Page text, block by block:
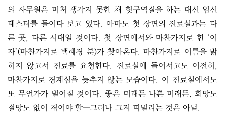
의 사무원은 미처 생각지 못한 채 헛구역질을 하는 대신 임신
테스터를 들여다 보고 있다. 아마도 첫 장면의 진료실과는 다
른 곳, 다른 시대일 것이다. 첫 장면에서와 마찬가지로 한 ‘여
자’(마찬가지로 백혜경 분)가 찾아온다. 마찬가지로 이름을 밝
히지 않고서 진료를 요청한다. 진료실에 들어서고도 여전히,
마찬가지로 경계심을 늦추지 않는 모습이다. 이 진료실에서도
또 무언가가 벌어질 것이다. 좋은 미래든 나쁜 미래든, 희망도
절망도 없이 겪어야 할―그러나 그저 떠밀리는 것은 아닐.